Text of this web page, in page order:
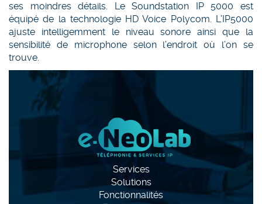
ses moindres détails. Le Soundstation IP 5000 est
équipé de la technologie HD Voice Polycom. L’IP5000
ajuste intelligemment le niveau sonore ainsi que la
sensibilité de microphone selon l’endroit où l’on se
trouve.
Services
Solutions
Fonctionnalités